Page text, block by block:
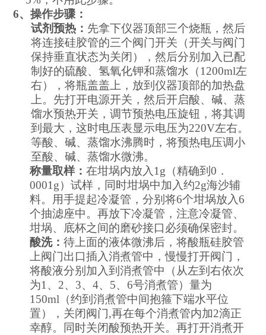
6、操作步骤：
试剂预热： 先拿下仪器顶部三个烧瓶，然后
将连接硅胶管的三个阀门开关（开关与阀门
保持垂直状态为关闭），然后分别加入已配
制好的硫酸、氢氧化钾和蒸馏水（1200ml左
右），将瓶盖盖上，放到仪器顶部的加热盘
上。先打开电源开关，然后开启酸、碱、蒸
馏水预热开关，调节预热电压旋钮，将其调
到最大，这时电压表显示电压为220V左右。
等酸、碱、蒸馏水沸腾时，将预热电压调小
至酸、碱、蒸馏水微沸。
称量取样：在坩埚内放入1g （精确到0 ．
0001g）试样，同时坩埚中加入约2g海沙辅
料。用手提起冷凝管，分别将6个坩埚放入6
个抽滤座中。再放下冷凝管，注意冷凝管、
坩埚、底杯之间的磨砂接口必须确保密封。
酸洗：待上面的液体微沸后，将酸瓶硅胶管
上阀门出口插入消煮管中，慢慢打开阀门，
将酸液分别加入到消煮管中（从左到右依次
为1、2、 3、4、 5、6号消煮管）量为
150ml （约到消煮管中间抱箍下端水平位
置），关闭阀门,再在每个消煮管内加2滴正
幸醇。同时关闭酸预热开关。再打开消煮开